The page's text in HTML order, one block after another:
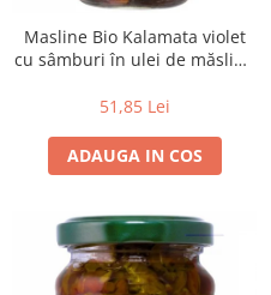
Masline Bio Kalamata violet
cu sâmburi în ulei de măsline
51,85 Lei
ADAUGA IN COS